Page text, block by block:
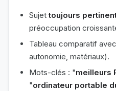
Sujettoujours
préoccupation
Tableau comparatif avec
autonomie, matériaux).
Mots-clés : "meilleurs
"ordinateur portable